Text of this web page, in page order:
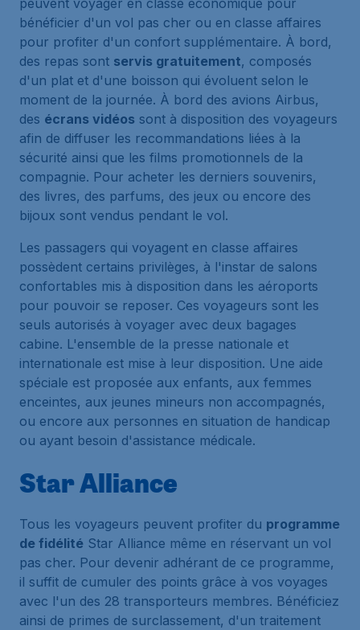
peuvent voyager en classe économique pour
bénéficier d'un vol pas cher ou en classe affaires
pour profiter d'un confort supplémentaire. À bord,
des repas sont servis gratuitement, composés
d'un plat et d'une boisson qui évoluent selon le
moment de la journée. À bord des avions Airbus,
des écrans vidéos sont à disposition des voyageurs
afin de diffuser les recommandations liées à la
sécurité ainsi que les films promotionnels de la
compagnie. Pour acheter les derniers souvenirs,
des livres, des parfums, des jeux ou encore des
bijoux sont vendus pendant le vol.
Les passagers qui voyagent en classe affaires
possèdent certains privilèges, à l'instar de salons
confortables mis à disposition dans les aéroports
pour pouvoir se reposer. Ces voyageurs sont les
seuls autorisés à voyager avec deux bagages
cabine. L'ensemble de la presse nationale et
internationale est mise à leur disposition. Une aide
spéciale est proposée aux enfants, aux femmes
enceintes, aux jeunes mineurs non accompagnés,
ou encore aux personnes en situation de handicap
ou ayant besoin d'assistance médicale.
Star Alliance
Tous les voyageurs peuvent profiter du programme
de fidélité Star Alliance même en réservant un vol
pas cher. Pour devenir adhérant de ce programme,
il suffit de cumuler des points grâce à vos voyages
avec l'un des 28 transporteurs membres. Bénéficiez
ainsi de primes de surclassement, d'un traitement